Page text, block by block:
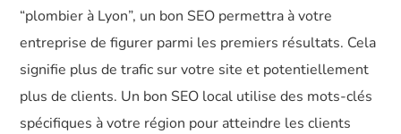
“plombier à Lyon”, un bon SEO permettra à votre
entreprise de figurer parmi les premiers résultats. Cela
signifie plus de trafic sur votre site et potentiellement
plus de clients. Un bon SEO local utilise des mots-clés
spécifiques à votre région pour atteindre les clients